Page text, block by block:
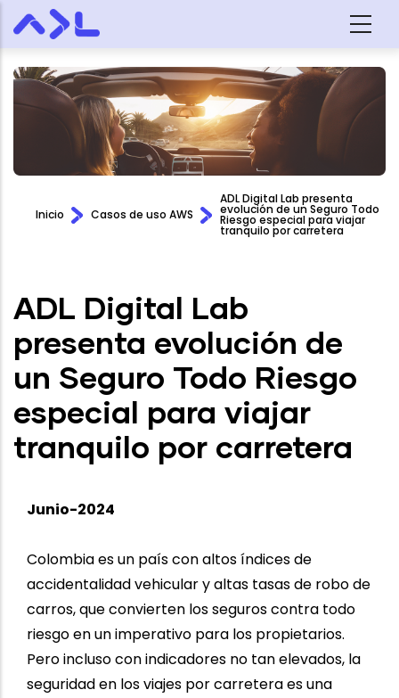
Skip to main content
Inicio Casos de uso AWS
ADL Digital Lab presenta
evolución de un Seguro Todo
Riesgo especial para viajar
tranquilo por carretera
ADL Digital Lab
presenta evolución de
un Seguro Todo Riesgo
especial para viajar
tranquilo por carretera
Junio-2024
Colombia es un país con altos índices de
accidentalidad vehicular y altas tasas de robo de
carros, que convierten los seguros contra todo
riesgo en un imperativo para los propietarios.
Pero incluso con indicadores no tan elevados, la
seguridad en los viajes por carretera es una